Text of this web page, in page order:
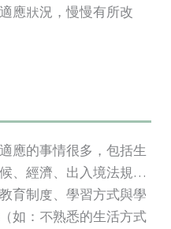
應狀況，慢慢有所改
應的事情很多，包括生
、經濟、出入境法規…
育制度、學習方式與學
如：不熟悉的生活方式